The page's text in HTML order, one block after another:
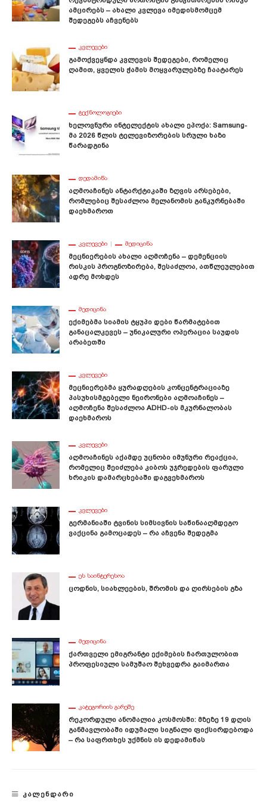
Ამცირებს – Ახალი Კვლევა Იმედისმომცემ
Შედეგებს Აჩვენებს
ᲙᲕᲚᲔᲕᲔᲑᲘ
Გამოქვეყნდა Კვლევის Შედეგები, Რომელიც
Ღამით, Ყველის Ჭამის Მოყვარულებზე Ჩაატარეს
ᲢᲔᲥᲜᲝᲚᲝᲒᲘᲔᲑᲘ
Ხელოვნური Ინტელექტის Ახალი Ეპოქა: Samsung-
Მა 2026 Წლის Ტელევიზორების Სრული Ხაზი
Წარადგინა
ᲓᲔᲓᲐᲛᲘᲬᲐ
Აღმოაჩინეს Ანტარქტიკაში Ზღვის Არსებები,
Რომლებიც Შესაძლოა Მელანომის Განკურნებაში
Დაეხმაროთ
ᲙᲕᲚᲔᲕᲔᲑᲘ ᲛᲔᲓᲘᲪᲘᲜᲐ
Მეცნიერების Ახალი Აღმოჩენა – Დემენციის
Რისკის Პროგნოზირება, Შესაძლოა, Ათწლეულებით
Ადრე Მოხდეს
ᲛᲔᲓᲘᲪᲘᲜᲐ
Ექიმებმა Სიამის Ტყუპი Დები Წარმატებით
Განაცალკევეს – Უნიკალური Ოპერაცია Საუდის
Არაბეთში
ᲙᲕᲚᲔᲕᲔᲑᲘ
Მეცნიერებმა Ყურადღების Კონცენტრაციაზე
Პასუხისმგებელი Ნეირონები Აღმოაჩინეს –
Აღმოჩენა Შესაძლოა ADHD-Ის Მკურნალობას
Დაეხმაროს
ᲙᲕᲚᲔᲕᲔᲑᲘ
Აღმოაჩინეს Აქამდე Უცნობი Იმუნური Რეაქცია,
Რომელიც Შეიძლება Კიბოს Უჯრედების Ფარული
Ხრიკის Დამარცხებაში Დაგვეხმაროს
ᲙᲕᲚᲔᲕᲔᲑᲘ
Გერმანიაში Ტვინის Სიმსივნის Საწინააღმდეგო
Ვაქცინა Გამოცადეს – Რა Აჩვენა Შედეგმა
ᲔᲡ ᲡᲐᲘᲜᲢᲔᲠᲔᲡᲝᲐ
Ცოდნის, Სიახლეების, Შრომის Და Ღირსების Გზა
ᲛᲔᲓᲘᲪᲘᲜᲐ
Ქართველი Ემიგრანტი Ექიმების Ჩართულობით
Პროფესიული Სამუშაო Შეხვედრა Გაიმართა
ᲙᲐᲢᲔᲒᲝᲠᲘᲘᲡ ᲒᲐᲠᲔᲨᲔ
Რეკორდული Ანომალია Კოსმოსში: Მზეზე 19 Დღის
Განმავლობაში Იდუმალი Სიგნალი Ფიქსირდებოდა
– Რა Საფრთხეს Უქმნის Ის Დედამიწას
ᲙᲐᲚᲔᲜᲓᲐᲠᲘ